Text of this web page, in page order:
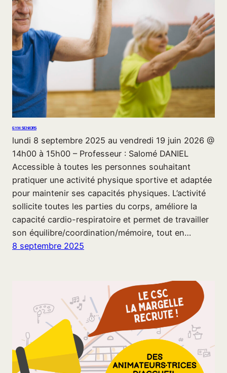
GYM SENIORS
lundi 8 septembre 2025 au vendredi 19 juin 2026 @
14h00 à 15h00 – Professeur : Salomé DANIEL
Accessible à toutes les personnes souhaitant
pratiquer une activité physique sportive et adaptée
pour maintenir ses capacités physiques. L’activité
sollicite toutes les parties du corps, améliore la
capacité cardio-respiratoire et permet de travailler
son équilibre/coordination/mémoire, tout en…
8 septembre 2025